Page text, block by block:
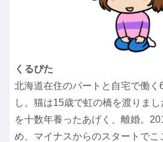
くるぴた
北海道在住のパートと自宅で働く
し。猫は15歳で虹の橋を渡りま
を十数年養ったあげく、離婚。
め、マイナスからのスタートでこ